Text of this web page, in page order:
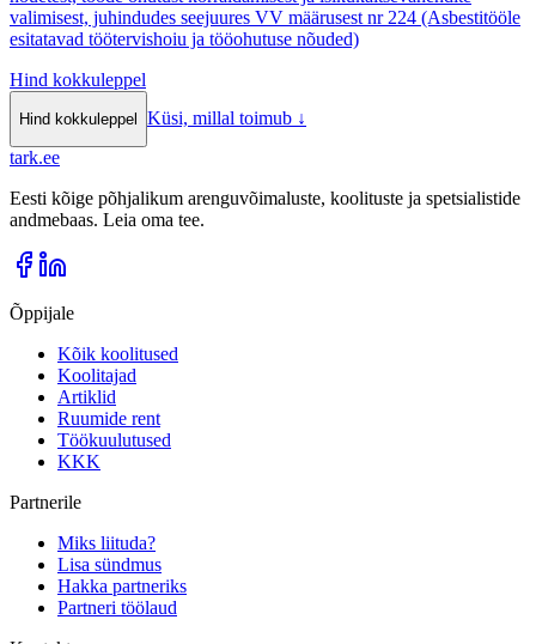
valimisest, juhindudes seejuures VV määrusest nr 224 (Asbestitööle
esitatavad töötervishoiu ja tööohutuse nõuded)
Hind kokkuleppel
Hind kokkuleppel Küsi, millal toimub ↓
tark.ee
Eesti kõige põhjalikum arenguvõimaluste, koolituste ja spetsialistide
andmebaas. Leia oma tee.
Õppijale
Kõik koolitused
Koolitajad
Artiklid
Ruumide rent
Töökuulutused
KKK
Partnerile
Miks liituda?
Lisa sündmus
Hakka partneriks
Partneri töölaud